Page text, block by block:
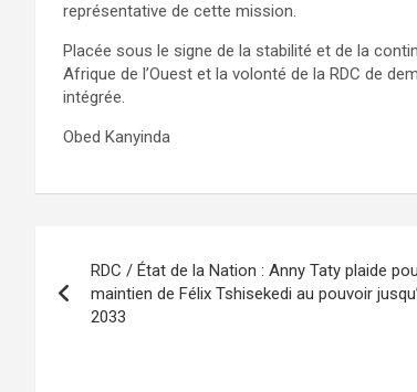
représentative de cette mission.
Placée sous le signe de la stabilité et de la
Afrique de l’Ouest et la volonté de la RDC de
intégrée.
Obed Kanyinda
de
RDC / État de la Nation : Anny Taty plaide
maintien de Félix Tshisekedi au pouvoir
2033